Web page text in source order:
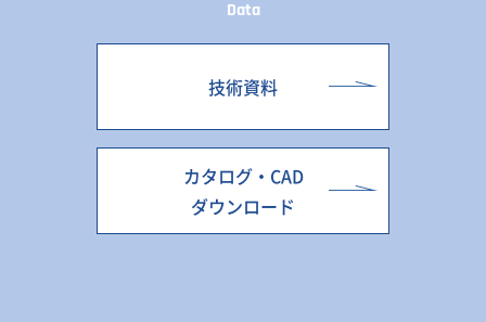
Data
技術資料
カタログ・CAD
ダウンロード